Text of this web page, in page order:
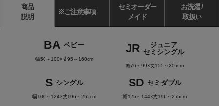
商品
説明
※ご注意事項
セミオーダー
メイド
お洗濯 /
取扱い
BA ベビー
幅50～100×丈95～160cm
JR
ジュニア
セミシングル
幅76～99×丈155～205cm
S シングル
幅100～124×丈196～255cm
SD セミダブル
幅125～144×丈196～255cm